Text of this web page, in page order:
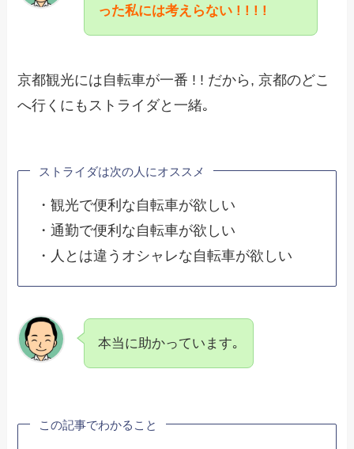
った私には考えらない ! ! ! !
京都観光には自転車が一番 ! ! だから, 京都のどこ
へ行くにもストライダと一緒｡
ストライダは次の人にオススメ
・観光で便利な自転車が欲しい
・通勤で便利な自転車が欲しい
・人とは違うオシャレな自転車が欲しい
本当に助かっています｡
この記事でわかること